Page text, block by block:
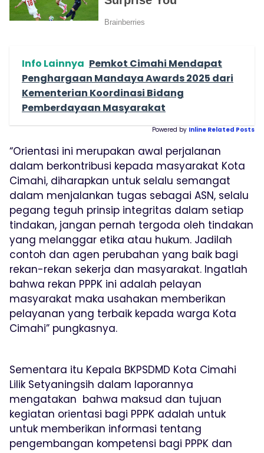
Info Lainnya Pemkot Cimahi Mendapat
Penghargaan Mandaya Awards 2025 dari
Kementerian Koordinasi Bidang
Pemberdayaan Masyarakat
Powered by Inline Related Posts
“Orientasi ini merupakan awal perjalanan
dalam berkontribusi kepada masyarakat Kota
Cimahi, diharapkan untuk selalu semangat
dalam menjalankan tugas sebagai ASN, selalu
pegang teguh prinsip integritas dalam setiap
tindakan, jangan pernah tergoda oleh tindakan
yang melanggar etika atau hukum. Jadilah
contoh dan agen perubahan yang baik bagi
rekan-rekan sekerja dan masyarakat. Ingatlah
bahwa rekan PPPK ini adalah pelayan
masyarakat maka usahakan memberikan
pelayanan yang terbaik kepada warga Kota
Cimahi” pungkasnya.
Sementara itu Kepala BKPSDMD Kota Cimahi
Lilik Setyaningsih dalam laporannya
mengatakan bahwa maksud dan tujuan
kegiatan orientasi bagi PPPK adalah untuk
untuk memberikan informasi tentang
pengembangan kompetensi bagi PPPK dan